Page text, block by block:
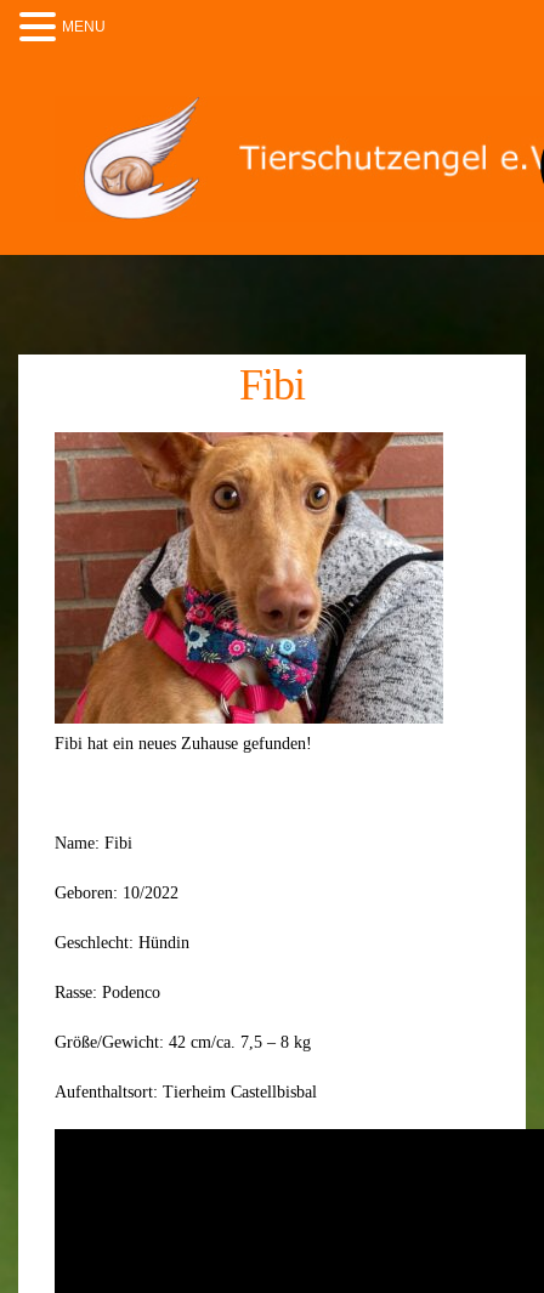
Fibi
Fibi hat ein neues Zuhause gefunden!
Name: Fibi
Geboren: 10/2022
Geschlecht: Hündin
Rasse: Podenco
Größe/Gewicht: 42 cm/ca. 7,5 – 8 kg
Aufenthaltsort: Tierheim Castellbisbal
MENU